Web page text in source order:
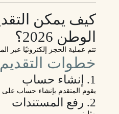
كيف يمكن
الوطن 2026؟
تتم عملية الحجز إلكترونيًا عبر
خطوات
1. إنشاء حساب
يقوم المتقدم بإنشاء حساب على
2. رفع المستندات